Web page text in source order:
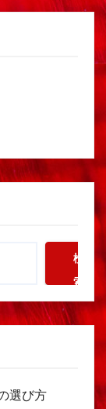
検
索
選び方